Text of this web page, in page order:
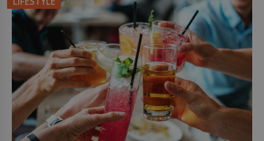
bourbonu nepoužijete skotskou whisku. Co se
stane? Inu, koktejl bude stále skvělý, ale už to
nebude Manhattan ale […]